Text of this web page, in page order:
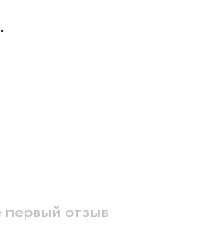
первый отзыв